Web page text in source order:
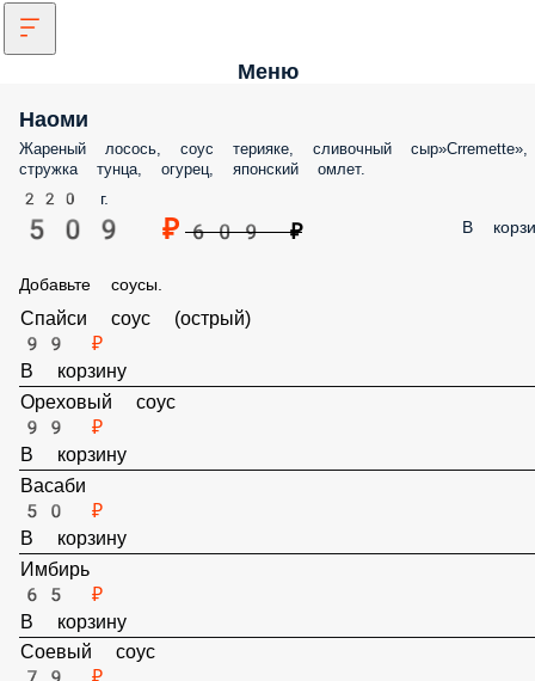
Меню
Наоми
Жареный лосось, соус терияке, сливочный сыр»Crremette»,
стружка тунца, огурец, японский омлет.
220 г.
509 ₽ 609 ₽ В
Добавьте соусы.
Спайси соус (острый)
99 ₽
В корзину
Ореховый соус
99 ₽
В корзину
Васаби
50 ₽
В корзину
Имбирь
65 ₽
В корзину